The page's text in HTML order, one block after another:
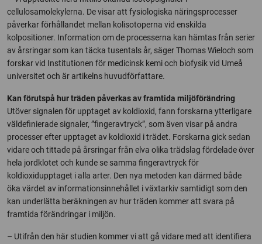
cellulosamolekylerna. De visar att fysiologiska näringsprocesser
påverkar förhållandet mellan kolisotoperna vid enskilda
kolpositioner. Information om de processerna kan hämtas från serier
av årsringar som kan täcka tusentals år, säger Thomas Wieloch som
forskar vid Institutionen för medicinsk kemi och biofysik vid Umeå
universitet och är artikelns huvudförfattare.
Kan förutspå hur träden påverkas av framtida miljöförändring
Utöver signalen för upptaget av koldioxid, fann forskarna ytterligare
väldefinierade signaler, ”fingeravtryck”, som även visar på andra
processer efter upptaget av koldioxid i trädet. Forskarna gick sedan
vidare och tittade på årsringar från elva olika trädslag fördelade över
hela jordklotet och kunde se samma fingeravtryck för
koldioxidupptaget i alla arter. Den nya metoden kan därmed både
öka värdet av informationsinnehållet i växtarkiv samtidigt som den
kan underlätta beräkningen av hur träden kommer att svara på
framtida förändringar i miljön.
– Utifrån den här studien kommer vi att gå vidare med att identifiera